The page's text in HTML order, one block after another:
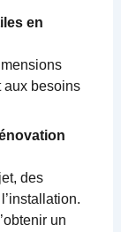
en
aux besoins
des
un